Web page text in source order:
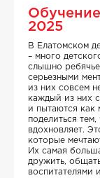
Обучение
2025
В Елатомском
– много
слышно
серьезными
из них совсем
каждый из них
и пытаются как
поделиться
вдохновляет.
которые
Их самая
дружить,